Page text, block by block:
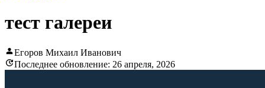
тест галереи
Егоров Михаил Иванович
Последнее обновление: 26 апреля, 2026